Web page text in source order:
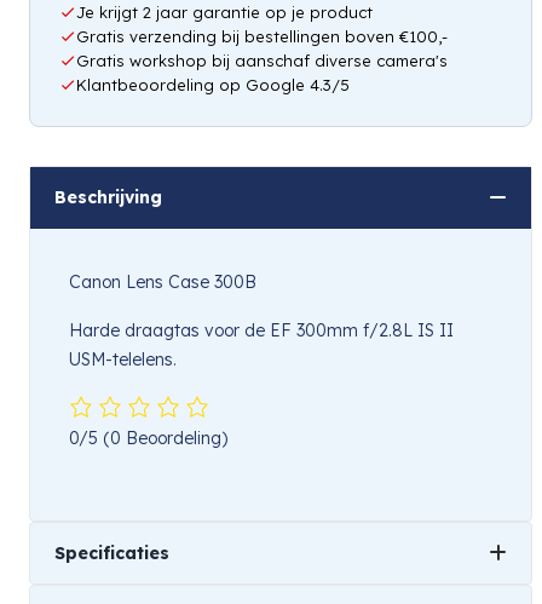
Je krijgt 2 jaar garantie op je product
Gratis verzending bij bestellingen boven €100,-
Gratis workshop bij aanschaf diverse camera's
Klantbeoordeling op Google 4.3/5
Beschrijving
Canon Lens Case 300B
Harde draagtas voor de EF 300mm f/2.8L IS II
USM-telelens.
0/5 (0 Beoordeling)
Specificaties